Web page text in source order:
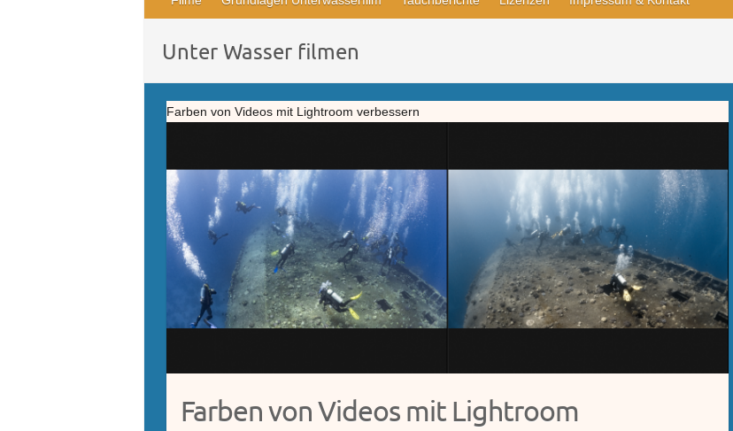
Unter Wasser filmen
Farben von Videos mit Lightroom verbessern
Farben von Videos mit Lightroom